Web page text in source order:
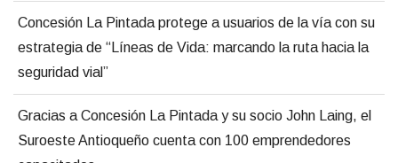
Concesión La Pintada protege a usuarios de la vía con su
estrategia de “Líneas de Vida: marcando la ruta hacia la
seguridad vial”
Gracias a Concesión La Pintada y su socio John Laing, el
Suroeste Antioqueño cuenta con 100 emprendedores